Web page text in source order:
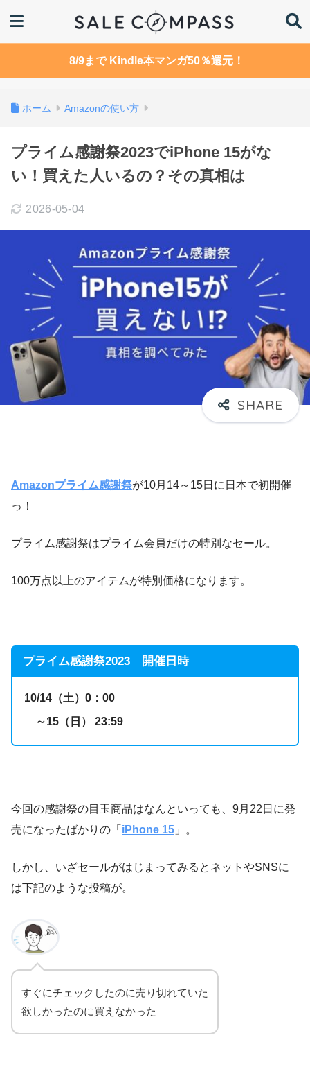
8/9まで Kindle本マンガ50％還元！
ホーム Amazonの使い方
プライム感謝祭2023でiPhone 15がな
い！買えた人いるの？その真相は
2026-05-04
Amazonプライム感謝祭が10月14～15日に日本で初開催
っ！
プライム感謝祭はプライム会員だけの特別なセール。
100万点以上のアイテムが特別価格になります。
プライム感謝祭2023 開催日時
10/14（土）0：00
～15（日） 23:59
今回の感謝祭の目玉商品はなんといっても、9月22日に発
売になったばかりの「 iPhone 15 」。
しかし、いざセールがはじまってみるとネットやSNSに
は下記のような投稿が。
すぐにチェックしたのに売り切れていた
欲しかったのに買えなかった